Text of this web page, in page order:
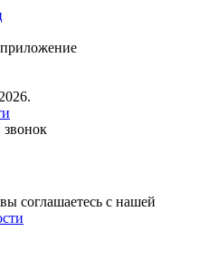
звонок
соглашаетесь с нашей